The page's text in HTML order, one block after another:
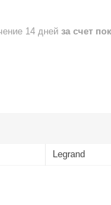
14 дней за счет
Legrand